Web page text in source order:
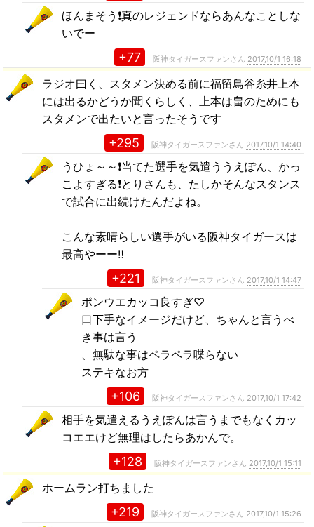
ほんまそう❗️真のレジェンドならあんなことしな
いでー
+77 阪神タイガースファンさん 2017,10/1 16:18
ラジオ曰く、スタメン決める前に福留鳥谷糸井上本
には出るかどうか聞くらしく、上本は畠のためにも
スタメンで出たいと言ったそうです
+295 阪神タイガースファンさん 2017,10/1 14:40
うひょ～～❗当てた選手を気遣ううえぽん、かっ
こよすぎる❗とりさんも、たしかそんなスタンス
で試合に出続けたんだよね。
こんな素晴らしい選手がいる阪神タイガースは
最高やーー‼
+221 阪神タイガースファンさん 2017,10/1 14:47
ポンウエカッコ良すぎ♡
口下手なイメージだけど、ちゃんと言うべ
き事は言う
、無駄な事はペラペラ喋らない
ステキなお方
+106 阪神タイガースファンさん 2017,10/1 17:42
相手を気遣えるうえぽんは言うまでもなくカッ
コエエけど無理はしたらあかんで。
+128 阪神タイガースファンさん 2017,10/1 15:11
ホームラン打ちました
+219 阪神タイガースファンさん 2017,10/1 15:26